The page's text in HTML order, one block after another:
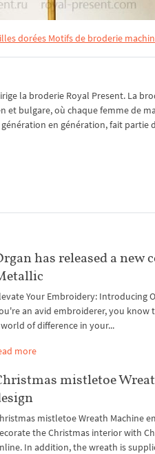
dorées Motifs de broderie
la broderie Royal Present. La
et bulgare, où chaque femme de
en génération, fait
has released a new
Your Embroidery: Introducing
an avid embroiderer, you
of difference in your...
more
mistletoe
mistletoe Wreath Machine
the Christmas interior with
In addition, the wreath is